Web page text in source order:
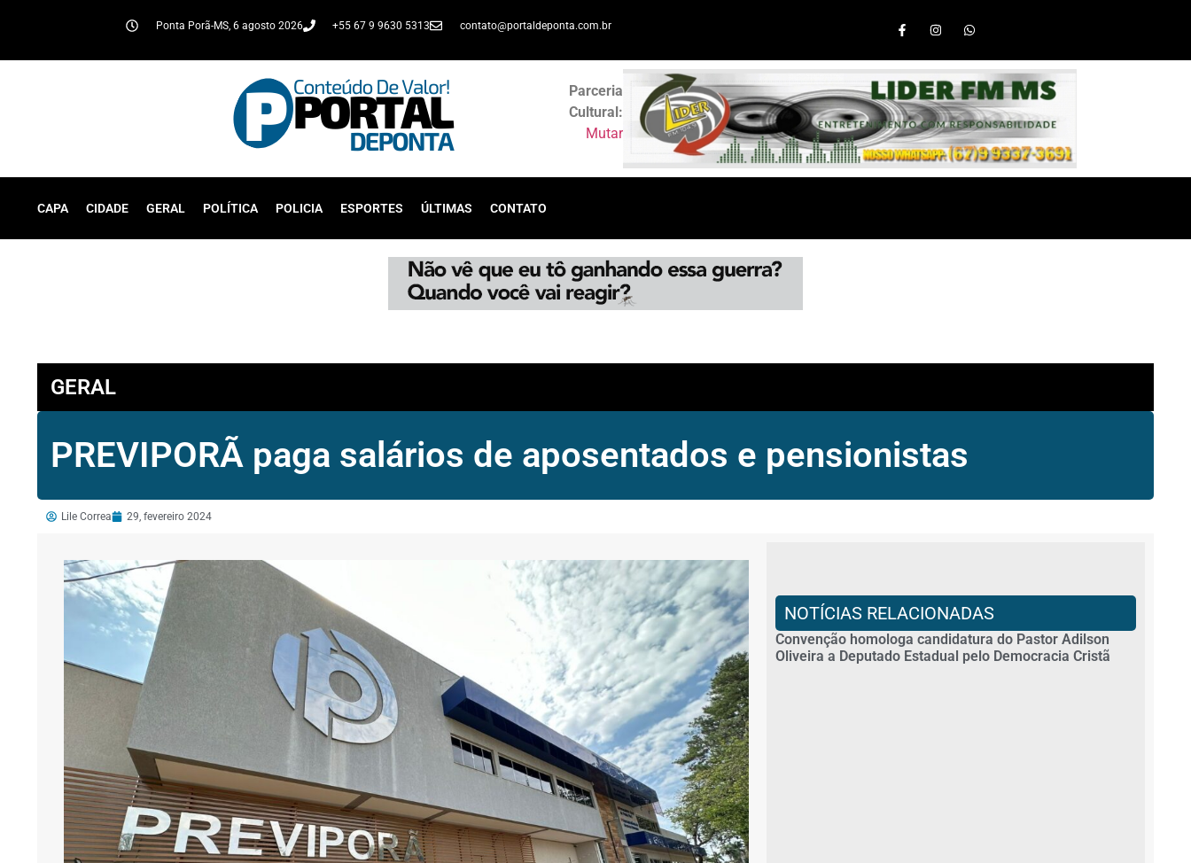
Ponta Porã-MS, 6 agosto 2026 +55 67 9 9630 5313 contato@portaldeponta.com.br
Parceria
Cultural:
Mutar
CAPA CIDADE GERAL POLÍTICA POLICIA ESPORTES ÚLTIMAS CONTATO
GERAL
PREVIPORÃ paga salários de aposentados e pensionistas
Lile Correa 29, fevereiro 2024
NOTÍCIAS RELACIONADAS
Convenção homologa candidatura do Pastor Adilson
Oliveira a Deputado Estadual pelo Democracia Cristã